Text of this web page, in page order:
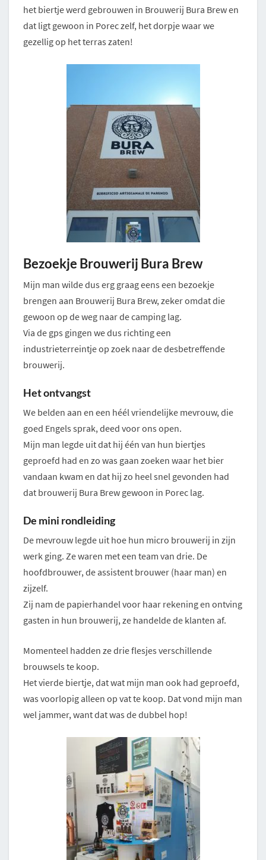
het biertje werd gebrouwen in Brouwerij Bura Brew en
dat ligt gewoon in Porec zelf, het dorpje waar we
gezellig op het terras zaten!
Bezoekje Brouwerij Bura Brew
Mijn man wilde dus erg graag eens een bezoekje
brengen aan Brouwerij Bura Brew, zeker omdat die
gewoon op de weg naar de camping lag.
Via de gps gingen we dus richting een
industrieterreintje op zoek naar de desbetreffende
brouwerij.
Het ontvangst
We belden aan en een héél vriendelijke mevrouw, die
goed Engels sprak, deed voor ons open.
Mijn man legde uit dat hij één van hun biertjes
geproefd had en zo was gaan zoeken waar het bier
vandaan kwam en dat hij zo heel snel gevonden had
dat brouwerij Bura Brew gewoon in Porec lag.
De mini rondleiding
De mevrouw legde uit hoe hun micro brouwerij in zijn
werk ging. Ze waren met een team van drie. De
hoofdbrouwer, de assistent brouwer (haar man) en
zijzelf.
Zij nam de papierhandel voor haar rekening en ontving
gasten in hun brouwerij, ze handelde de klanten af.
Momenteel hadden ze drie flesjes verschillende
brouwsels te koop.
Het vierde biertje, dat wat mijn man ook had geproefd,
was voorlopig alleen op vat te koop. Dat vond mijn man
wel jammer, want dat was de dubbel hop!